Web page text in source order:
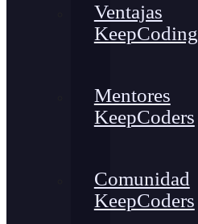
Ventajas
KeepCoding
Mentores
KeepCoders
Comunidad
KeepCoders